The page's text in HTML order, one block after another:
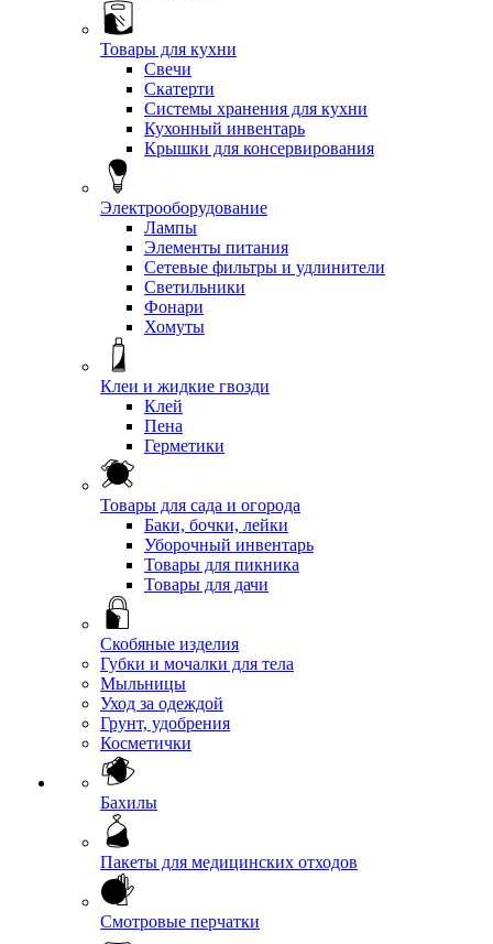
Товары для кухни
Свечи
Скатерти
Системы хранения для кухни
Кухонный инвентарь
Крышки для консервирования
Электрооборудование
Лампы
Элементы питания
Сетевые фильтры и удлинители
Светильники
Фонари
Хомуты
Клеи и жидкие гвозди
Клей
Пена
Герметики
Товары для сада и огорода
Баки, бочки, лейки
Уборочный инвентарь
Товары для пикника
Товары для дачи
Скобяные изделия
Губки и мочалки для тела
Мыльницы
Уход за одеждой
Грунт, удобрения
Косметички
Бахилы
Пакеты для медицинских отходов
Смотровые перчатки